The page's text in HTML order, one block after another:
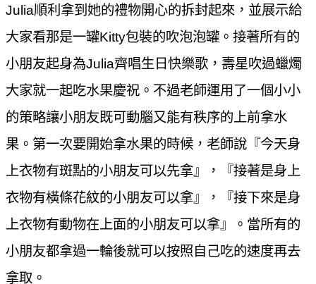
Julia順利拿到她的禮物開心的拆封起來，並展示給
大家看那是一罐Kitty包裝的吹泡泡罐。接著所有的
小朋友起身為Julia齊唱生日快樂歌，壽星吹過蠟燭
大家就一起吃水果慶祝。不過老師運用了一個小小
的策略讓小朋友既可動腦又能有秩序的上前拿水
果。第一次要開始拿水果的時候，老師說『今天身
上衣物有斑點的小朋友可以先拿』，『接著是身上
衣物有橫條花紋的小朋友可以拿』，『接下來是身
上衣物有動物在上面的小朋友可以拿』。當所有的
小朋友都拿過一輪後就可以按照自己吃的速度再去
拿取。